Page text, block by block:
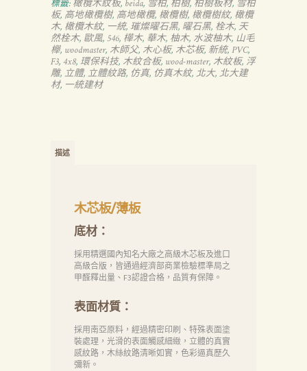
標籤: 橄欖木紋板, beida, 雪柏, 柏樹, 柏樹板材, 雪柏
板, 高地橄欖樹, 高地橄欖, 橄欖樹, 橄欖樹紋, 橄欖
木, 橄欖木紋, 一統, 璀燦曜石黑, 曜石黑, 栓木, 天
然栓木, 歐風, 546, 樺木, 華木, 柚木, 水波柚木, 山毛
櫸, woodmaster, 木師父, 木心板, 木芯板, 新統, PVC,
F3, 4x8, 環保科技, 木紋合板, wood-master, 木紋板, 浮
雕, 立體, 立體紋路, 仿真, 仿真木紋, 北大, 北大建
材, 一統建材
描述
木芯板/薄板
底材：
採用精選國內知名大廠之高級木芯板及進口
高級合版，皆通過經濟部商業檢驗標準局之
甲醛釋出量、F3認證合格，品質有保障。
表面材質：
採用南亞原料，經過精密印刷、特殊表面塗
裝處理，光滑的表面觸感細緻，立體的真實
感紋路，木絲紋路清晰如實，色彩逼真歷久
彌新。